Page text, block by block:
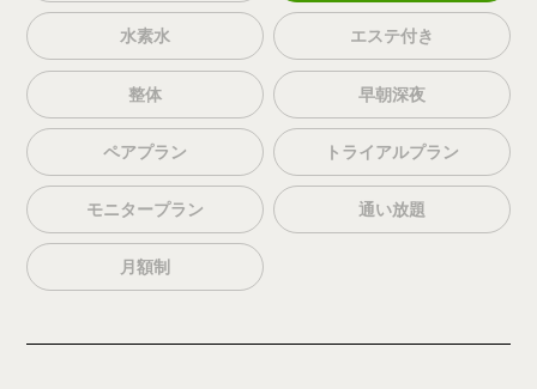
水素水 エステ付き
整体 早朝深夜
ペアプラン トライアルプラン
モニタープラン 通い放題
月額制